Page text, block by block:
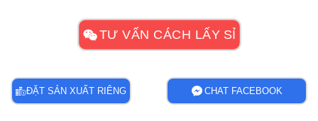
TƯ VẤN CÁCH LẤY SỈ
ĐẶT SẢN XUẤT RIÊNG CHAT FACEBOOK